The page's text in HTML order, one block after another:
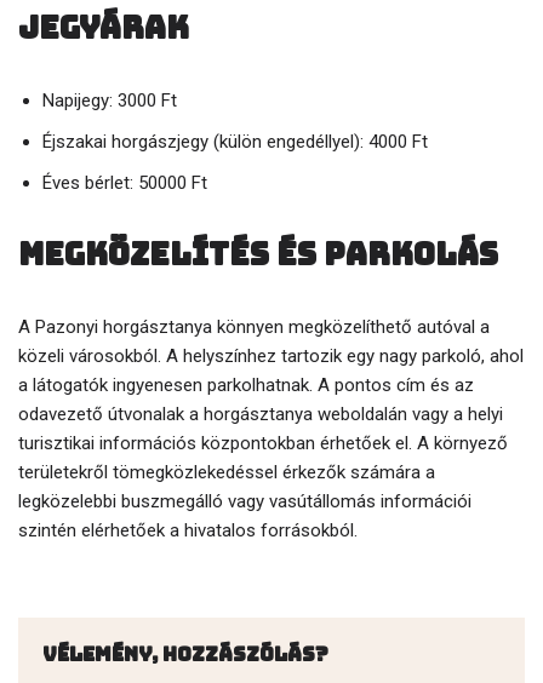
Jegyárak
Napijegy: 3000 Ft
Éjszakai horgászjegy (külön engedéllyel): 4000 Ft
Éves bérlet: 50000 Ft
Megközelítés és parkolás
A Pazonyi horgásztanya könnyen megközelíthető autóval a
közeli városokból. A helyszínhez tartozik egy nagy parkoló, ahol
a látogatók ingyenesen parkolhatnak. A pontos cím és az
odavezető útvonalak a horgásztanya weboldalán vagy a helyi
turisztikai információs központokban érhetőek el. A környező
területekről tömegközlekedéssel érkezők számára a
legközelebbi buszmegálló vagy vasútállomás információi
szintén elérhetőek a hivatalos forrásokból.
Vélemény, hozzászólás?